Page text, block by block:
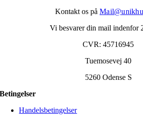
Kontakt os på
Vi besvarer din mail indenfor
CVR: 45716945
Tuemosevej 40
5260 Odense S
Betingelser
Handelsbetingelser